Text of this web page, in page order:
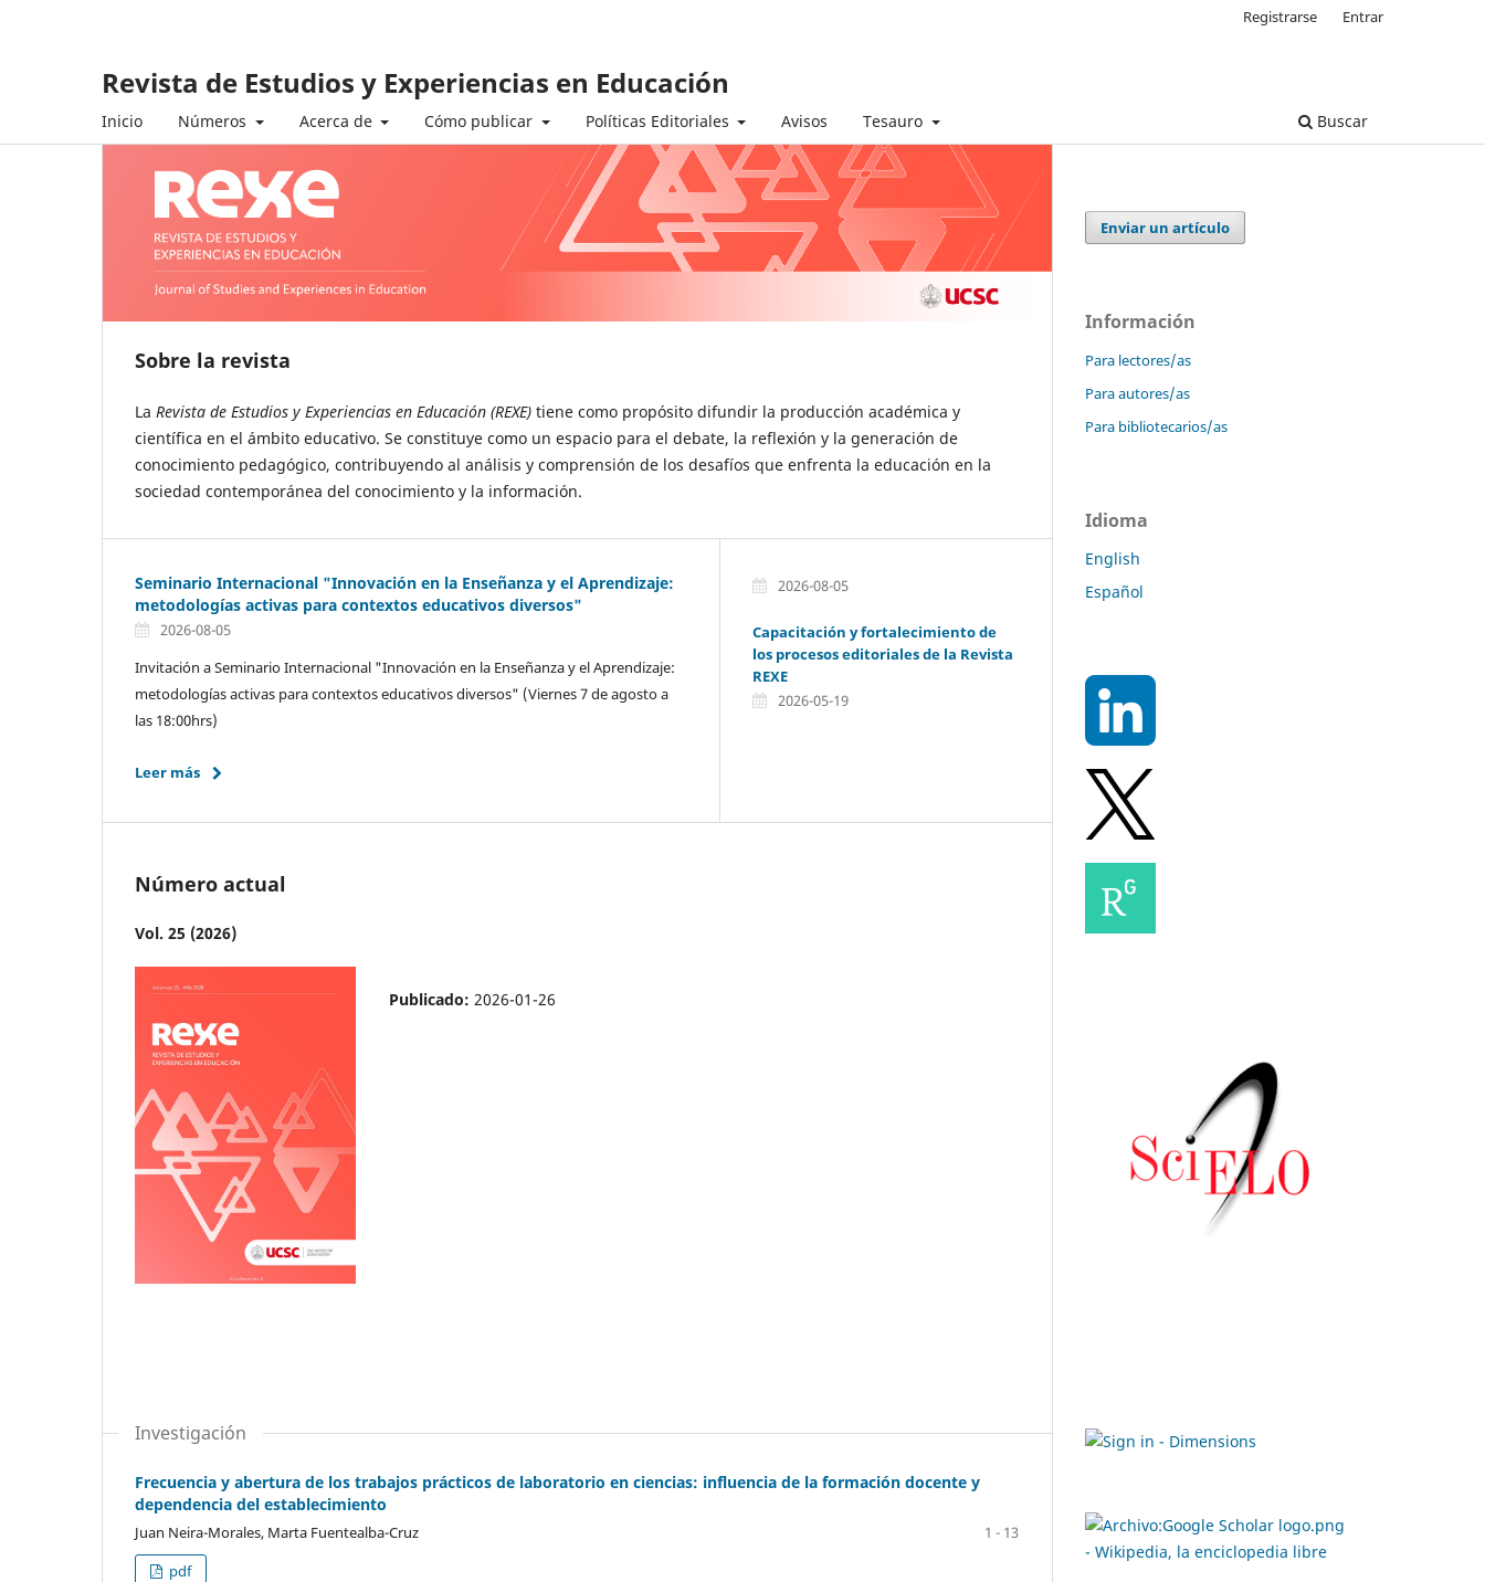
Revista de Estudios y Experiencias en Educación
Inicio Números Acerca de Cómo publicar Políticas Editoriales Avisos Tesauro Buscar
Registrarse Entrar
Sobre la revista
La Revista de Estudios y Experiencias en Educación (REXE) tiene como propósito difundir la producción académica y
científica en el ámbito educativo. Se constituye como un espacio para el debate, la reflexión y la generación de
conocimiento pedagógico, contribuyendo al análisis y comprensión de los desafíos que enfrenta la educación en la
sociedad contemporánea del conocimiento y la información.
Seminario Internacional "Innovación en la Enseñanza y el Aprendizaje:
metodologías activas para contextos educativos diversos"
2026-08-05
Invitación a Seminario Internacional "Innovación en la Enseñanza y el Aprendizaje:
metodologías activas para contextos educativos diversos" (Viernes 7 de agosto a
las 18:00hrs)
Leer más
2026-08-05
Capacitación y fortalecimiento de
los procesos editoriales de la Revista
REXE
2026-05-19
Número actual
Vol. 25 (2026)
Publicado: 2026-01-26
Investigación
Frecuencia y abertura de los trabajos prácticos de laboratorio en ciencias: influencia de la formación docente y
dependencia del establecimiento
Juan Neira-Morales, Marta Fuentealba-Cruz
1 - 13
pdf
Enviar un artículo
Información
Para lectores/as
Para autores/as
Para bibliotecarios/as
Idioma
English
Español